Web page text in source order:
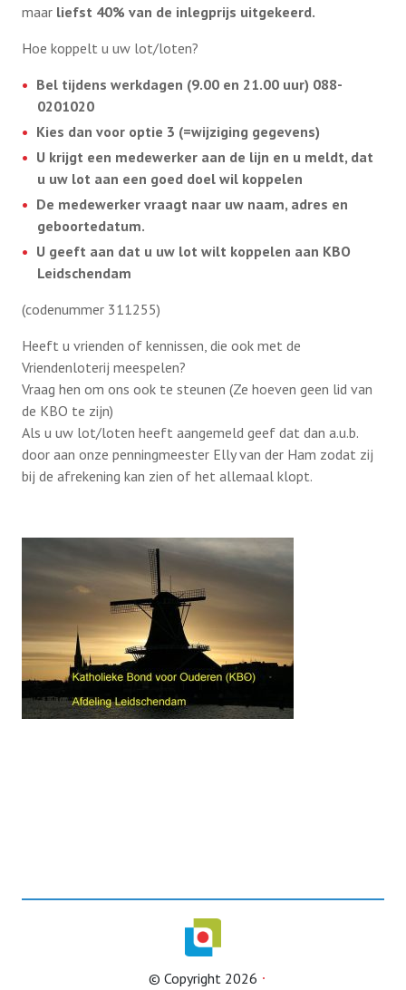
maar liefst 40% van de inlegprijs uitgekeerd.
Hoe koppelt u uw lot/loten?
Bel tijdens werkdagen (9.00 en 21.00 uur) 088-
0201020
Kies dan voor optie 3 (=wijziging gegevens)
U krijgt een medewerker aan de lijn en u meldt, dat
u uw lot aan een goed doel wil koppelen
De medewerker vraagt naar uw naam, adres en
geboortedatum.
U geeft aan dat u uw lot wilt koppelen aan KBO
Leidschendam
(codenummer 311255)
Heeft u vrienden of kennissen, die ook met de
Vriendenloterij meespelen?
Vraag hen om ons ook te steunen (Ze hoeven geen lid van
de KBO te zijn)
Als u uw lot/loten heeft aangemeld geef dat dan a.u.b.
door aan onze penningmeester Elly van der Ham zodat zij
bij de afrekening kan zien of het allemaal klopt.
© Copyright 2026